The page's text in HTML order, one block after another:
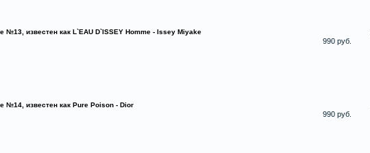
№13, известен как L`EAU D`ISSEY Homme - Issey Miyake
990 руб.
№14, известен как Pure Poison - Dior
990 руб.